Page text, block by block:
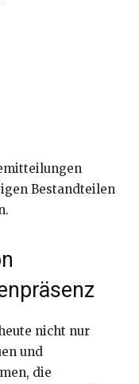
Bestandteilen
nicht nur
und
die